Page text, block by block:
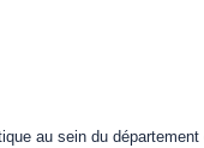
au sein du département